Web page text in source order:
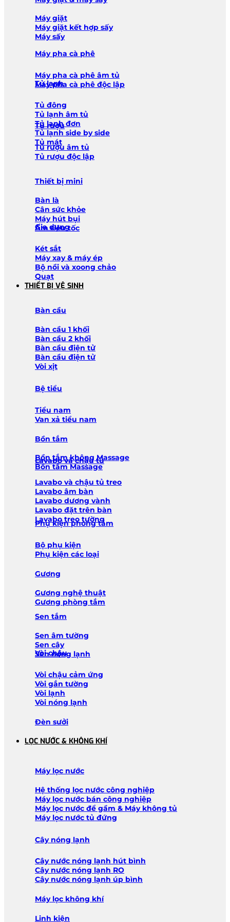
Máy giặt
Máy giặt kết hợp sấy
Máy sấy
Máy pha cà phê
Máy pha cà phê âm tủ
Máy pha cà phê độc lập
Tủ lạnh
Tủ đông
Tủ lạnh âm tủ
Tủ lạnh đơn
Tủ lạnh side by side
Tủ mát
Tủ rượu
Tủ rượu âm tủ
Tủ rượu độc lập
Thiết bị mini
Bàn là
Cân sức khỏe
Máy hút bụi
Ấm siêu tốc
Gia dụng
Két sắt
Máy xay & máy ép
Bộ nồi và xoong chảo
Quạt
THIẾT BỊ VỆ SINH
Bàn cầu
Bàn cầu 1 khối
Bàn cầu 2 khối
Bàn cầu điện tử
Bàn cầu điện tử
Vòi xịt
Bệ tiểu
Tiểu nam
Van xả tiểu nam
Bồn tắm
Bồn tắm không Massage
Bồn tắm Massage
Lavabo và chậu tủ
Lavabo và chậu tủ treo
Lavabo âm bàn
Lavabo dương vành
Lavabo đặt trên bàn
Lavabo treo tường
Phụ kiện phòng tắm
Bộ phụ kiện
Phụ kiện các loại
Gương
Gương nghệ thuật
Gương phòng tắm
Sen tắm
Sen âm tường
Sen cây
Sen nóng lạnh
Vòi chậu
Vòi chậu cảm ứng
Vòi gắn tường
Vòi lạnh
Vòi nóng lạnh
Đèn sưởi
LỌC NƯỚC & KHÔNG KHÍ
Máy lọc nước
Hệ thống lọc nước công nghiệp
Máy lọc nước bán công nghiệp
Máy lọc nước để gầm & Máy không tủ
Máy lọc nước tủ đứng
Cây nóng lạnh
Cây nước nóng lạnh hút bình
Cây nước nóng lạnh RO
Cây nước nóng lạnh úp bình
Máy lọc không khí
Linh kiện